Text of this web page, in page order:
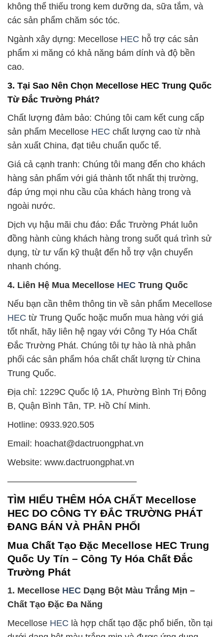
không thể thiếu trong kem dưỡng da, sữa tắm, và
các sản phẩm chăm sóc tóc.
Ngành xây dựng: Mecellose HEC hỗ trợ các sản
phẩm xi măng có khả năng bám dính và độ bền
cao.
3. Tại Sao Nên Chọn Mecellose HEC Trung Quốc
Từ Đắc Trường Phát?
Chất lượng đảm bảo: Chúng tôi cam kết cung cấp
sản phẩm Mecellose HEC chất lượng cao từ nhà
sản xuất China, đạt tiêu chuẩn quốc tế.
Giá cả cạnh tranh: Chúng tôi mang đến cho khách
hàng sản phẩm với giá thành tốt nhất thị trường,
đáp ứng mọi nhu cầu của khách hàng trong và
ngoài nước.
Dịch vụ hậu mãi chu đáo: Đắc Trường Phát luôn
đồng hành cùng khách hàng trong suốt quá trình sử
dụng, từ tư vấn kỹ thuật đến hỗ trợ vận chuyển
nhanh chóng.
4. Liên Hệ Mua Mecellose HEC Trung Quốc
Nếu bạn cần thêm thông tin về sản phẩm Mecellose
HEC từ Trung Quốc hoặc muốn mua hàng với giá
tốt nhất, hãy liên hệ ngay với Công Ty Hóa Chất
Đắc Trường Phát. Chúng tôi tự hào là nhà phân
phối các sản phẩm hóa chất chất lượng từ China
Trung Quốc.
Địa chỉ: 1229C Quốc lộ 1A, Phường Bình Trị Đông
B, Quận Bình Tân, TP. Hồ Chí Minh.
Hotline: 0933.920.505
Email: hoachat@dactruongphat.vn
Website: www.dactruongphat.vn
——————————————–
TÌM HIỂU THÊM HÓA CHẤT Mecellose
HEC DO CÔNG TY ĐẮC TRƯỜNG PHÁT
ĐANG BÁN VÀ PHÂN PHỐI
Mua Chất Tạo Đặc Mecellose HEC Trung
Quốc Uy Tín – Công Ty Hóa Chất Đắc
Trường Phát
1. Mecellose HEC Dạng Bột Màu Trắng Mịn –
Chất Tạo Đặc Đa Năng
Mecellose HEC là hợp chất tạo đặc phổ biến, tồn tại